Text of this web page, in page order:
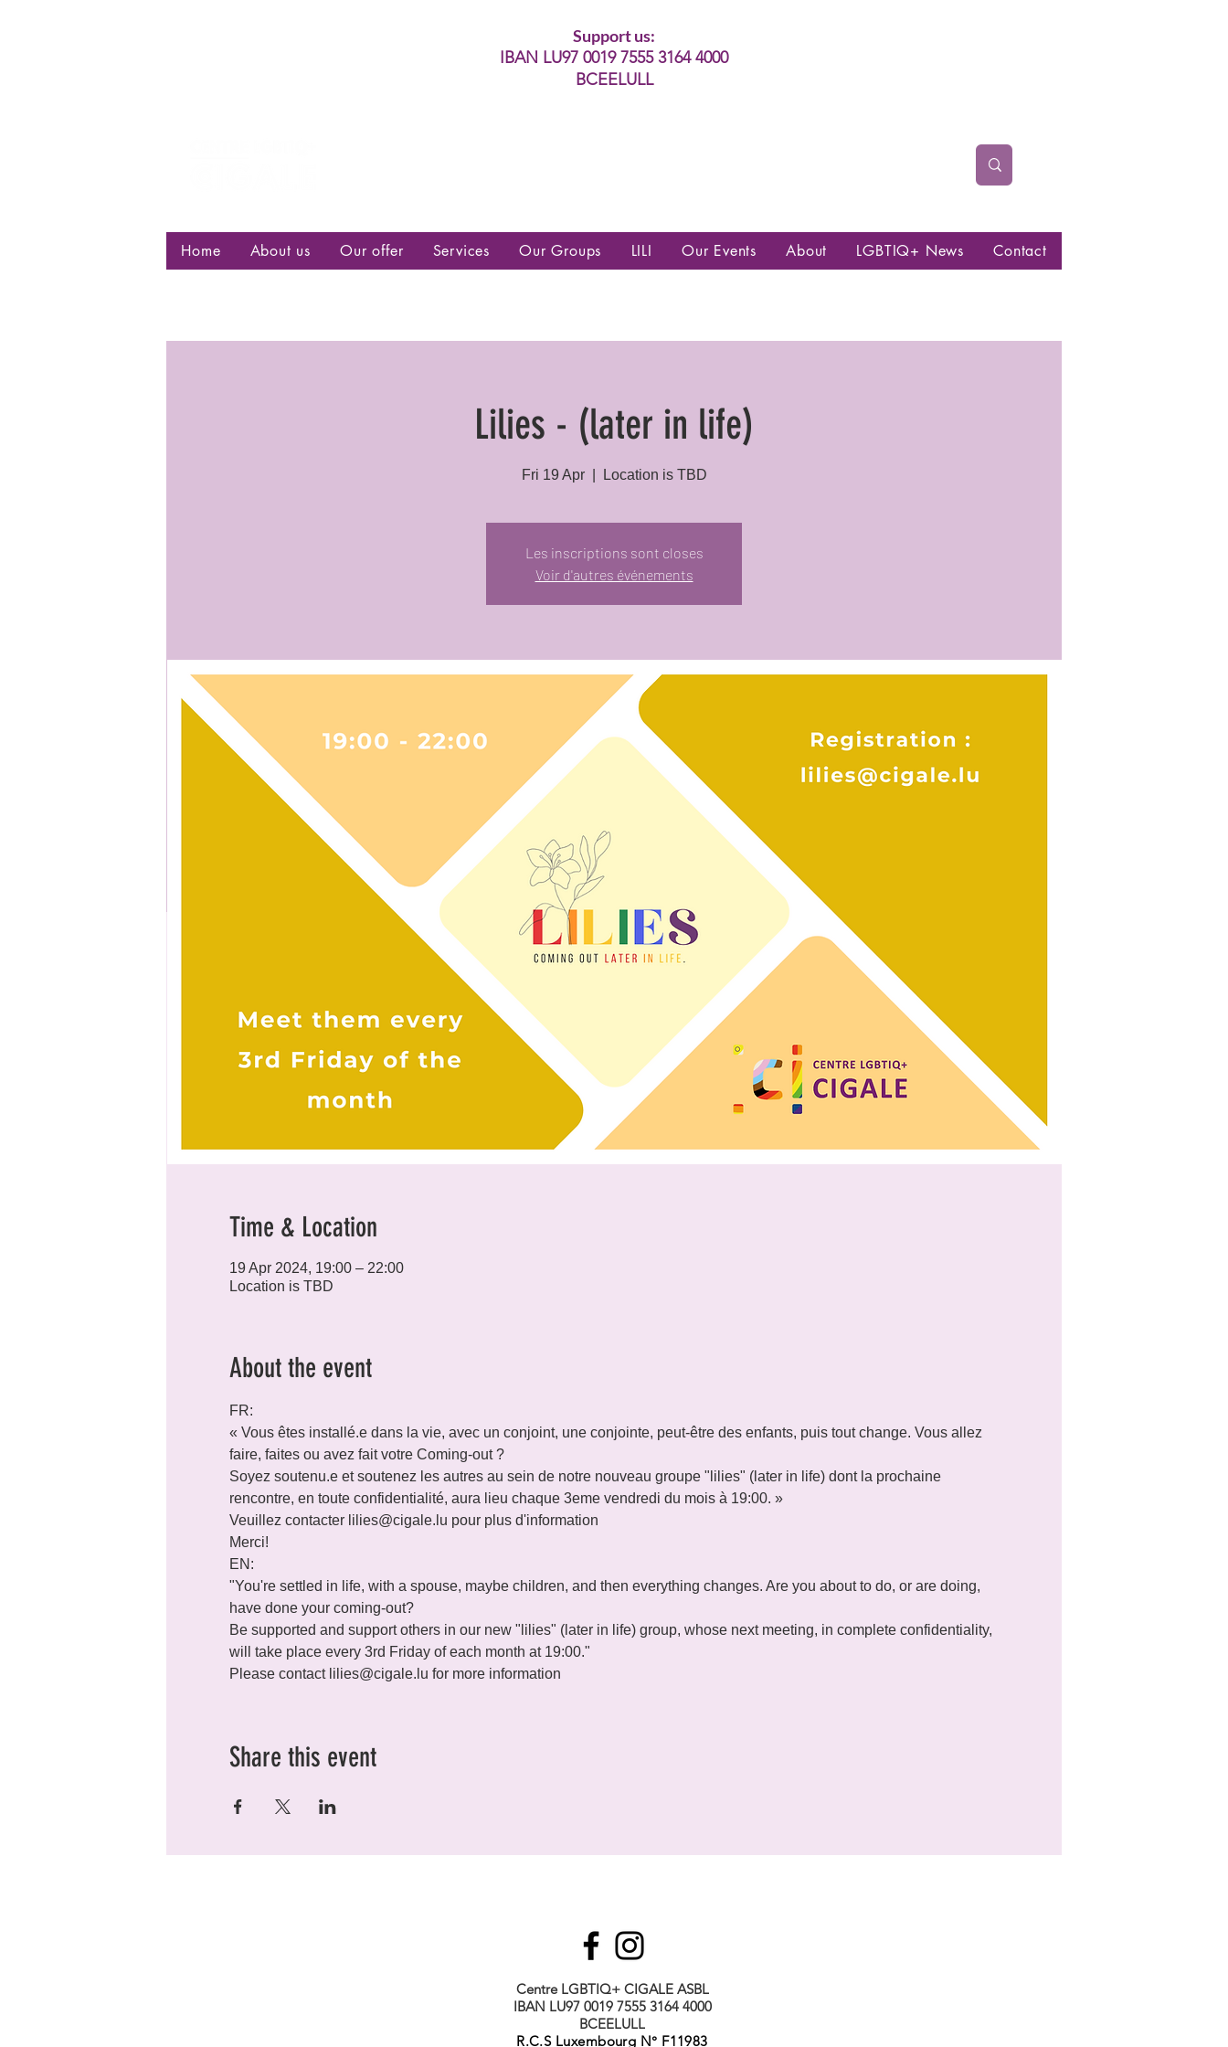
Support us:
IBAN LU97 0019 7555 3164 4000
BCEELULL
Home About us Our offer Services Our Groups LILI Our Events About LGBTIQ+ News Contact
Lilies - (later in life)
Fri 19 Apr
  |
Location is TBD
Les inscriptions sont closes
Voir d'autres événements
Time & Location
19 Apr 2024, 19:00 – 22:00
Location is TBD
About the event
FR:
« Vous êtes installé.e dans la vie, avec un conjoint, une conjointe, peut-être des enfants, puis tout change. Vous allez
faire, faites ou avez fait votre Coming-out ?
Soyez soutenu.e et soutenez les autres au sein de notre nouveau groupe "lilies" (later in life) dont la prochaine
rencontre, en toute confidentialité, aura lieu chaque 3eme vendredi du mois à 19:00. »
Veuillez contacter lilies@cigale.lu pour plus d'information
Merci!
EN:
"You're settled in life, with a spouse, maybe children, and then everything changes. Are you about to do, or are doing,
have done your coming-out?
Be supported and support others in our new "lilies" (later in life) group, whose next meeting, in complete confidentiality,
will take place every 3rd Friday of each month at 19:00."
Please contact lilies@cigale.lu for more information
Share this event
Centre LGBTIQ+ CIGALE ASBL
IBAN LU97 0019 7555 3164 4000
BCEELULL
R.C.S Luxembourg N° F11983